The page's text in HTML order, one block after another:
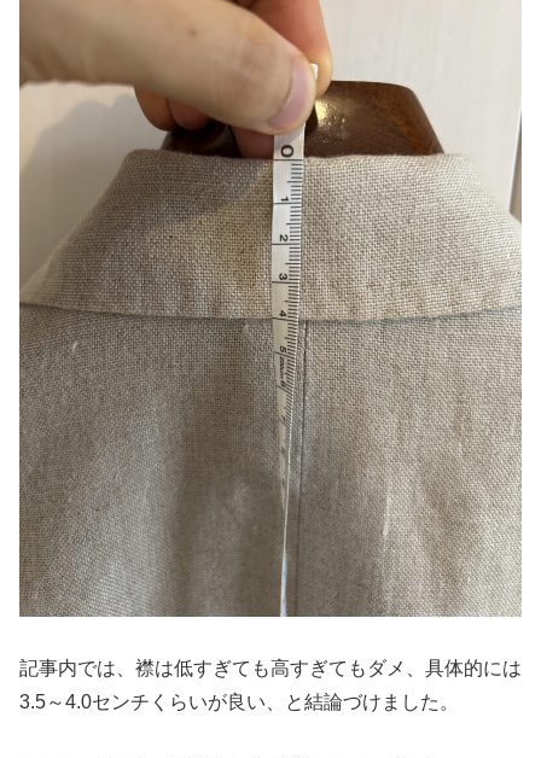
記事内では、襟は低すぎても高すぎてもダメ、具体的には
3.5～4.0センチくらいが良い、と結論づけました。